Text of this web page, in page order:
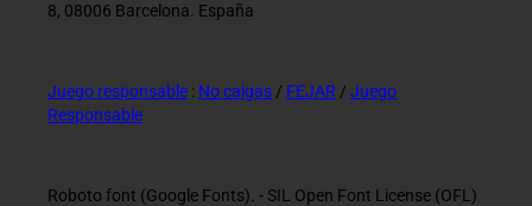
8, 08006 Barcelona. España
Juego responsable : No caigas / FEJAR / Juego
Responsable
Roboto font (Google Fonts). - SIL Open Font License (OFL)